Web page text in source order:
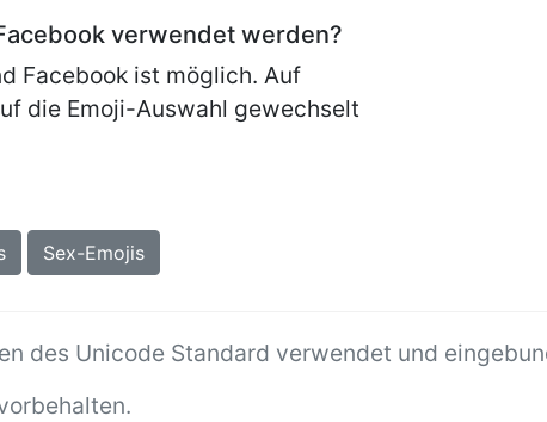
verwendet werden?
Facebook ist möglich. Auf
die Emoji-Auswahl gewechselt
Sex-Emojis
des Unicode Standard verwendet und